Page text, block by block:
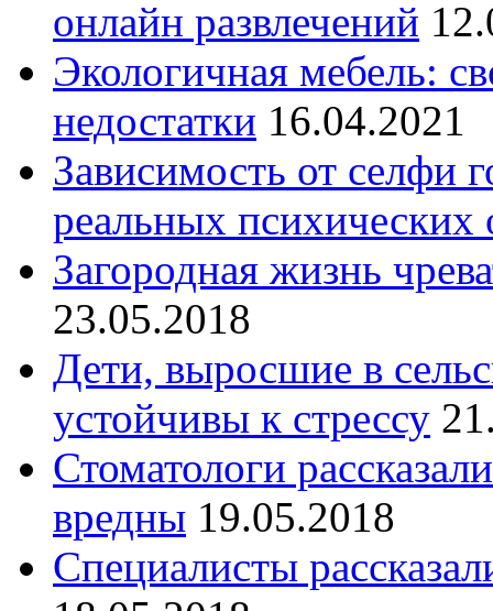
онлайн развлечений
Экологичная мебель:
недостатки 16.04.2021
Зависимость от селфи
реальных психических
Загородная жизнь
23.05.2018
Дети, выросшие в
устойчивы к стрессу
Стоматологи
вредны 19.05.2018
Специалисты